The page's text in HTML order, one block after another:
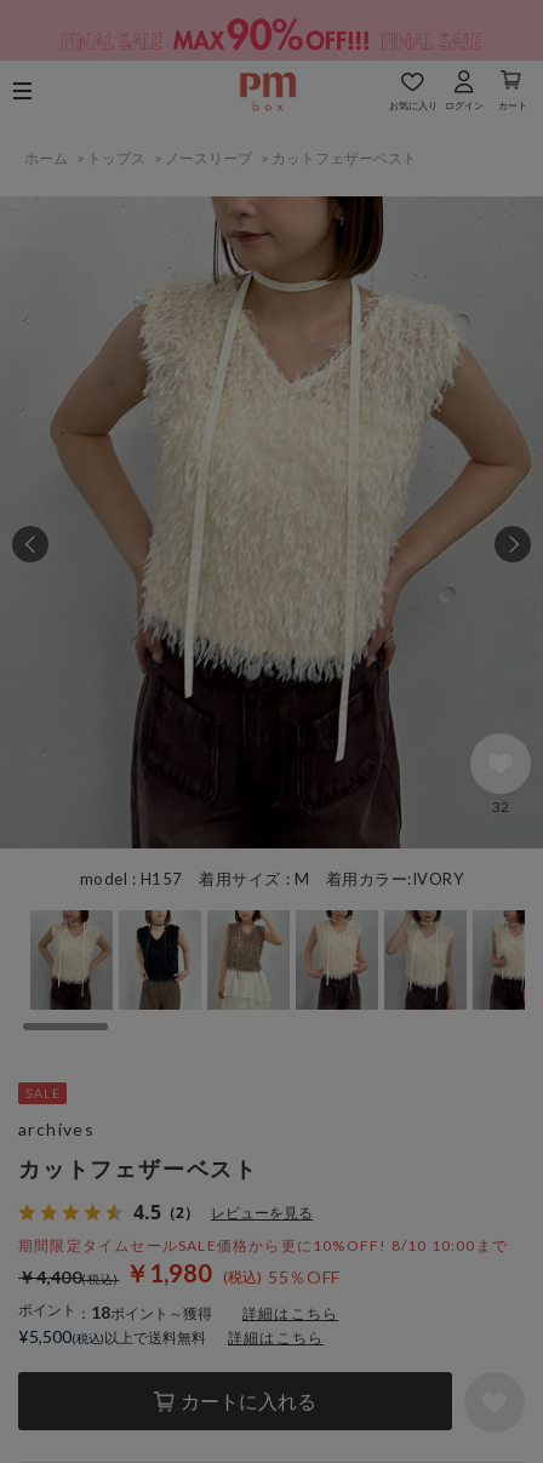
お気に入り ログイン カート
ホーム > トップス > ノースリーブ > カットフェザーベスト
model : H157 着用サイズ : M 着用カラー:IVORY
32
カットフェザーベスト
4.5 （2） レビューを見る
期間限定タイムセールSALE価格から更に10%OFF! 8/10 10:00まで
￥1,980 55％OFF
￥4,400
ポイント ： 18ポイント～獲得 詳細はこちら
カートに入れる
archives
¥5,500 以上で送料無料 詳細はこちら